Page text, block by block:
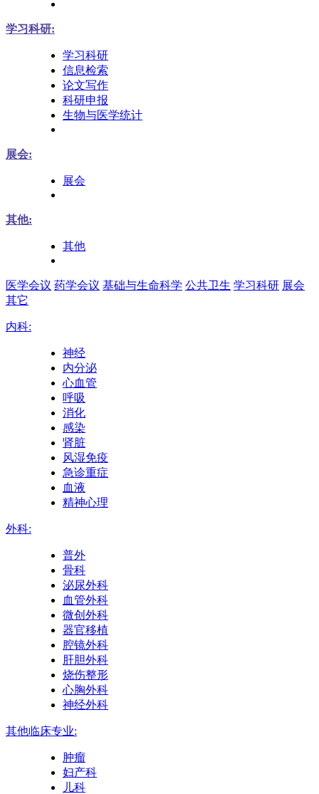
学习科研:
学习科研
信息检索
论文写作
科研申报
生物与医学统计
展会:
展会
其他:
其他
医学会议 药学会议 基础与生命科学 公共卫生 学习科研 展会
其它
内科:
神经
内分泌
心血管
呼吸
消化
感染
肾脏
风湿免疫
急诊重症
血液
精神心理
外科:
普外
骨科
泌尿外科
血管外科
微创外科
器官移植
腔镜外科
肝胆外科
烧伤整形
心胸外科
神经外科
其他临床专业:
肿瘤
妇产科
儿科